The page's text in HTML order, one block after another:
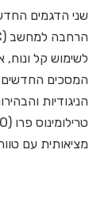
לשימוש קל ונוח,
הניגודיות
מציאותית עם